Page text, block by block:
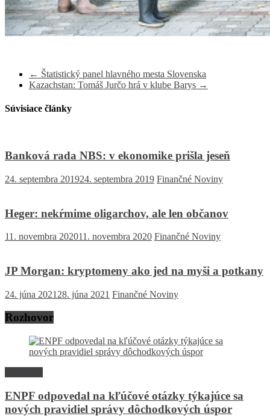
← Štatistický panel hlavného mesta Slovenska
Kazachstan: Tomáš Jurčo hrá v klube Barys →
Súvisiace články
Banková rada NBS: v ekonomike prišla jeseň
24. septembra 201924. septembra 2019 Finančné Noviny
Heger: nekŕmime oligarchov, ale len občanov
11. novembra 202011. novembra 2020 Finančné Noviny
JP Morgan: kryptomeny ako jed na myši a potkany
24. júna 2021 28. júna 2021 Finančné Noviny
Rozhovor
ENPF odpovedal na kľúčové otázky týkajúce sa
nových pravidiel správy dôchodkových úspor